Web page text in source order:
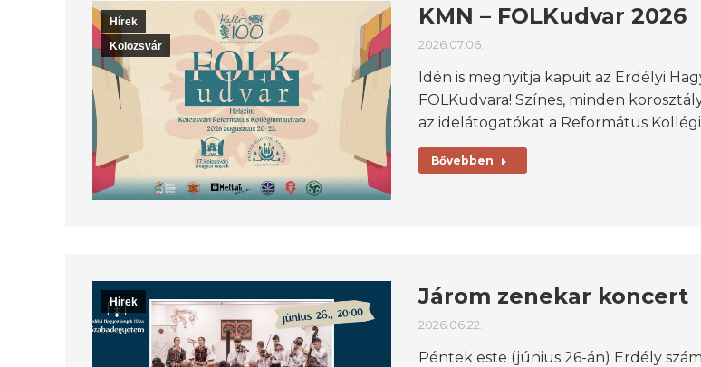
Hírek
Kolozsvár
KMN – FOLKudvar 2026
2026.07.06.
Idén is megnyitja kapuit az Erdélyi
FOLKudvara! Színes, minden
az idelátogatókat a Református
Bővebben
Hírek Járom zenekar koncert
2026.06.22.
Péntek este (június 26-án) Erdély